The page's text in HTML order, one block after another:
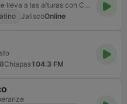
La emisora cristiana que te lleva a las alturas con Cristo
JaliscoOnline
8Chiapas104.3 FM